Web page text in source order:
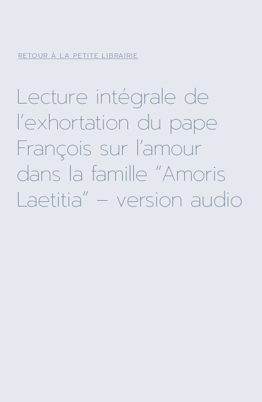
RETOUR À LA PETITE LIBRAIRIE
Lecture intégrale de
l’exhortation du pape
François sur l’amour
dans la famille “Amoris
Laetitia” – version audio